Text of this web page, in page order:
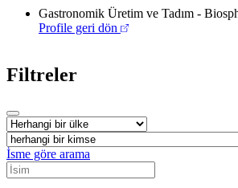
Gastronomik Üretim ve Tadım -
Profile geri dön
Filtreler
İsme göre arama